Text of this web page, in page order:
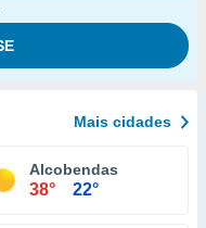
Mais cidades
Alcobendas
38° 22°